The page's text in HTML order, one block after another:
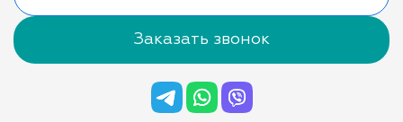
Заказать звонок